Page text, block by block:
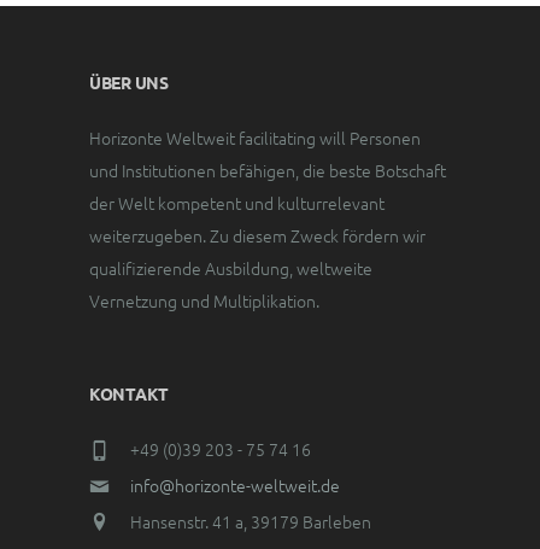
ÜBER UNS
Horizonte Weltweit facilitating will Personen
und Institutionen befähigen, die beste Botschaft
der Welt kompetent und kulturrelevant
weiterzugeben. Zu diesem Zweck fördern wir
qualifizierende Ausbildung, weltweite
Vernetzung und Multiplikation.
KONTAKT
+49 (0)39 203 - 75 74 16
info@horizonte-weltweit.de
Hansenstr. 41 a, 39179 Barleben